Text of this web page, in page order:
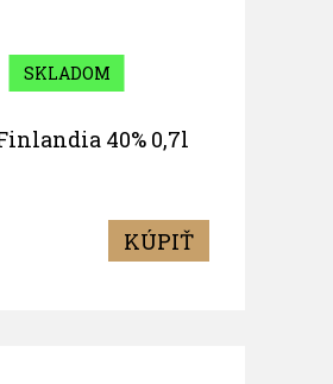
SKLADOM
40% 0,7l
KÚPIŤ